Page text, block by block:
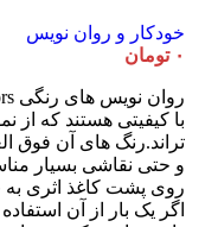
خودکار و روان نویس
۰ تومان
با کیفیتی هستند که از
تراند.رنگ های آن فوق
و حتی نقاشی بسیار
روی پشت کاغذ اثری به
اگر یک بار از آن